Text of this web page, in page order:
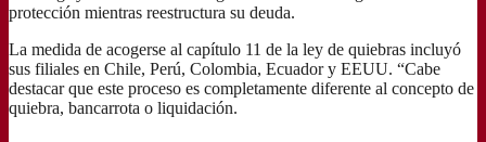
protección mientras reestructura su deuda.
La medida de acogerse al capítulo 11 de la ley de quiebras incluyó
sus filiales en Chile, Perú, Colombia, Ecuador y EEUU. “Cabe
destacar que este proceso es completamente diferente al concepto de
quiebra, bancarrota o liquidación.